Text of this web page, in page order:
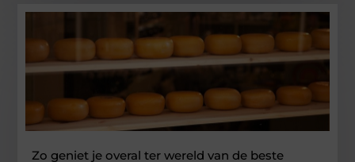
Zo geniet je overal ter wereld van de beste